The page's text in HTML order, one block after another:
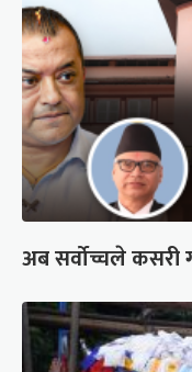
अब सर्वोच्चले कसरी